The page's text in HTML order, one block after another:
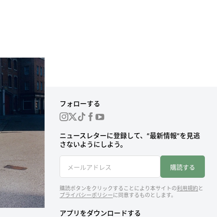
フォローする
ニュースレターに登録して、“最新情報“を見逃
さないようにしよう。
購読する
購読ボタンをクリックすることにより本サイトの利用規約と
プライバシーポリシーに同意するものとします。
アプリをダウンロードする